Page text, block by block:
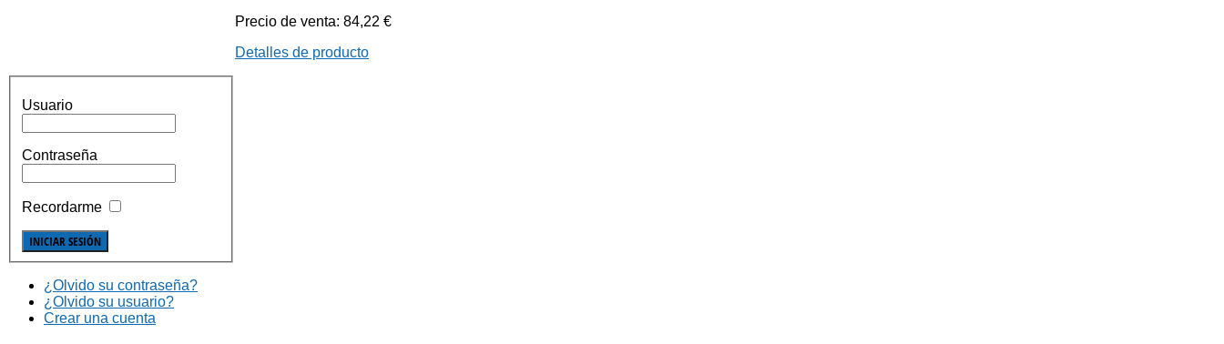
Precio de venta: 84,22 €
Detalles de producto
Usuario
Contraseña
Recordarme
¿Olvido su contraseña?
¿Olvido su usuario?
Crear una cuenta